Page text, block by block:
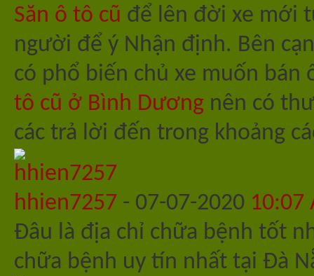
Săn ô tô cũ để lên đời xe mới
người để ý Nhận định. Bên
có phổ biến chủ xe muốn bán
tô cũ ở Bình Dương nên có
các trả lời đến trong khoảng
hhien7257 - 07-07-2020 10:07
Đâu là địa chỉ chữa bệnh tốt
chữa bệnh uy tín nhất tại Đà